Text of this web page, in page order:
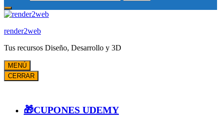
render2web
Tus recursos Diseño, Desarrollo y 3D
MENÚ
CERRAR
🎁CUPONES UDEMY